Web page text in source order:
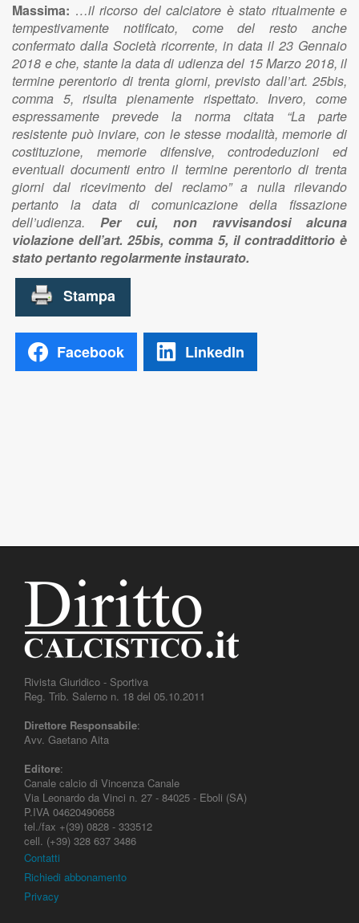
Massima: …il ricorso del calciatore è stato ritualmente e
tempestivamente notificato, come del resto anche
confermato dalla Società ricorrente, in data il 23 Gennaio
2018 e che, stante la data di udienza del 15 Marzo 2018, il
termine perentorio di trenta giorni, previsto dall’art. 25bis,
comma 5, risulta pienamente rispettato. Invero, come
espressamente prevede la norma citata “La parte
resistente può inviare, con le stesse modalità, memorie di
costituzione, memorie difensive, controdeduzioni ed
eventuali documenti entro il termine perentorio di trenta
giorni dal ricevimento del reclamo” a nulla rilevando
pertanto la data di comunicazione della fissazione
dell’udienza. Per cui, non ravvisandosi alcuna
violazione dell’art. 25bis, comma 5, il contraddittorio è
stato pertanto regolarmente instaurato.
Facebook LinkedIn
Rivista Giuridico - Sportiva
Reg. Trib. Salerno n. 18 del 05.10.2011
Direttore Responsabile:
Avv. Gaetano Aita
Editore:
Canale calcio di Vincenza Canale
Via Leonardo da Vinci n. 27 - 84025 - Eboli (SA)
P.IVA 04620490658
tel./fax +(39) 0828 - 333512
cell. (+39) 328 637 3486
Contatti
Richiedi abbonamento
Privacy